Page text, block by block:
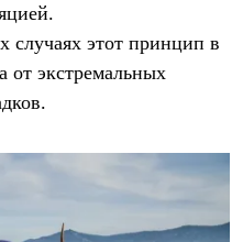
случаях этот принцип в
от экстремальных